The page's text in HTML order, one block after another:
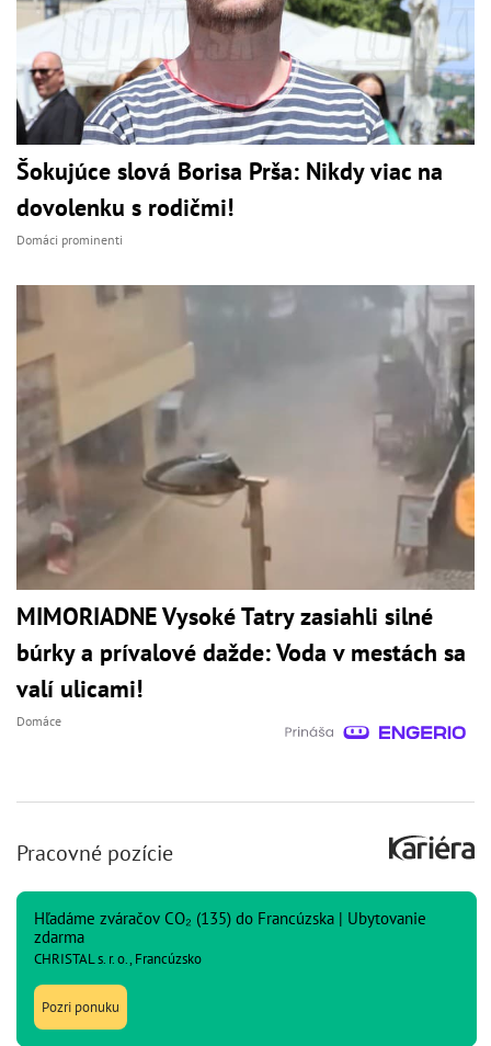
Šokujúce slová Borisa Prša: Nikdy viac na
dovolenku s rodičmi!
Domáci prominenti
MIMORIADNE Vysoké Tatry zasiahli silné
búrky a prívalové dažde: Voda v mestách sa
valí ulicami!
Domáce
Pracovné pozície
Hľadáme zváračov CO₂ (135) do Francúzska | Ubytovanie
zdarma
CHRISTAL s. r. o., Francúzsko
Pozri ponuku